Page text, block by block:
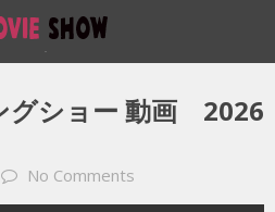
2026年05月14日
グショー 動画 2026
No Comments